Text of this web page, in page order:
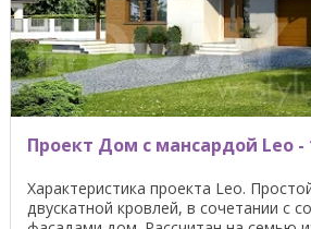
Проект Дом с мансардой Leo -
Характеристика проекта Leo.
двускатной кровлей, в сочетании с